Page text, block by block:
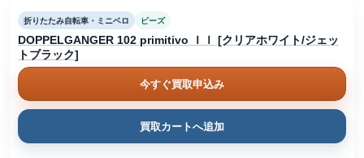
折りたたみ自転車・ミニベロ ビーズ
DOPPELGANGER 102 primitivo ＩＩ [クリアホワイト/ジェッ
トブラック]
今すぐ買取申込み
買取カートへ追加